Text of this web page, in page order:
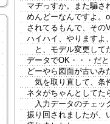
マヂっすか。また騙
めんどーなんですよ
されてるもんで、その
ハイハイ、やりますよ
と、モデル変更して
データでOK・・・だ
どーやら図面が古いみ
気を取り直して、条
ネタがちゃんとしてた
入力データのチェッ
振り回されましたが、